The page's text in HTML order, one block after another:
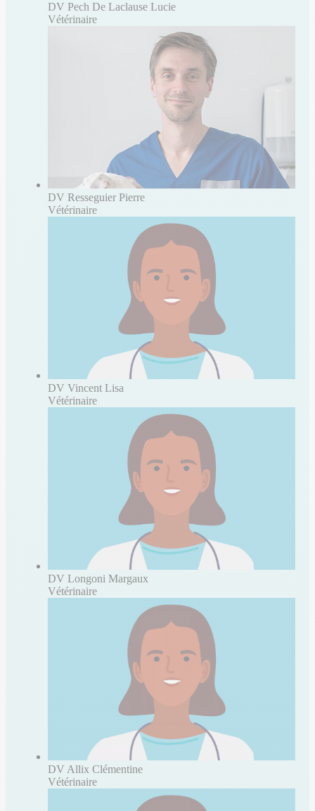
DV Pech De Laclause Lucie
Vétérinaire
DV Resseguier Pierre
Vétérinaire
DV Vincent Lisa
Vétérinaire
DV Longoni Margaux
Vétérinaire
DV Allix Clémentine
Vétérinaire